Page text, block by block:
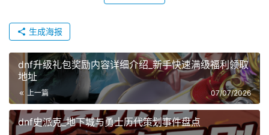
生成海报
dnf升级礼包奖励内容详细介绍_新手快速满级福利领取
地址
上一篇 07/07/2026
dnf史派克_地下城与勇士历代策划事件盘点